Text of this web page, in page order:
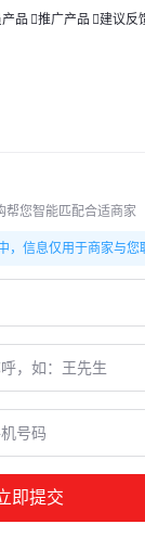
品 推广产品 建议反
帮您智能匹配合适商家
，信息仅用于商家与您
即提交